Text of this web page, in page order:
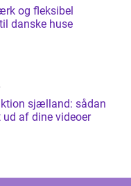
og fleksibel
danske huse
sjælland: sådan
af dine videoer